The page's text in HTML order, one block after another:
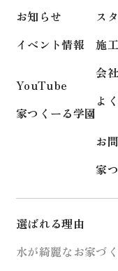
お知らせ
イベント情報
YouTube
家つくーる学園
ス
施
会
よ
お
家
選ばれる理由
水が綺麗なお家づ